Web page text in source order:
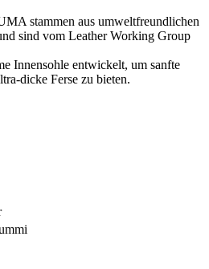
stammen aus umweltfreundlichen
sind vom Leather Working Group
Innensohle entwickelt, um sanfte
dicke Ferse zu bieten.